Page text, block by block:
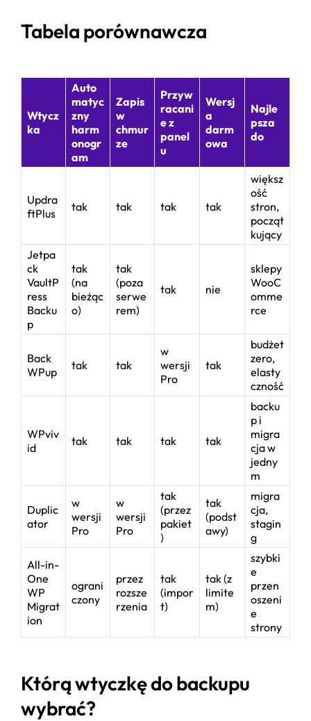
Tabela porównawcza
Wtycz
ka
Auto
matyc
zny
harm
onogr
am
Zapis
w
chmur
ze
Przyw
racani
e z
panel
u
Wersj
a
darm
owa
Najle
psza
do
Updra
ftPlus
tak tak tak tak
większ
ość
stron,
począt
kujący
Jetpa
ck
VaultP
ress
Backu
p
tak
(na
bieżąc
o)
tak
(poza
serwe
rem)
tak nie
sklepy
WooC
omme
rce
Back
WPup
tak tak
w
wersji
Pro
tak
budżet
zero,
elasty
czność
WPviv
id
tak tak tak tak
backu
p i
migra
cja w
jedny
m
Duplic
ator
w
wersji
Pro
w
wersji
Pro
tak
(przez
pakiet
)
tak
(podst
awy)
migra
cja,
stagin
g
All-in-
One
WP
Migrat
ion
ograni
czony
przez
rozsze
rzenia
tak
(impor
t)
tak (z
limite
m)
szybki
e
przen
oszeni
e
strony
Którą wtyczkę do backupu
wybrać?